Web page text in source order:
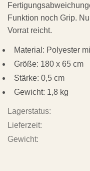
Funktion noch Grip.
Vorrat reicht.
Material: Polyester
Größe: 180 x 65 cm
Stärke: 0,5 cm
Gewicht: 1,8 kg
Lagerstatus:
Lieferzeit:
Gewicht: